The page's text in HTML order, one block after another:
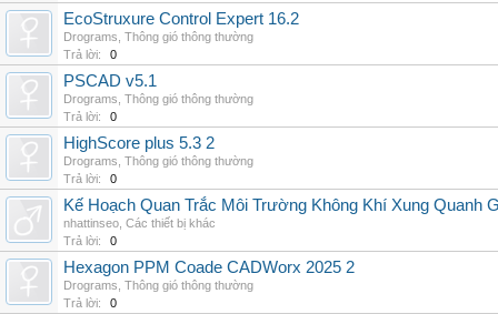
EcoStruxure Control Expert 16.2
Drograms Thông gió thông thường
Trả lời:
0
PSCAD v5.1
Drograms Thông gió thông thường
Trả lời:
0
HighScore plus 5.3 2
Drograms Thông gió thông thường
Trả lời:
0
Kế Hoạch Quan Trắc Môi Trường Không Khí Xung Quanh
nhattinseo Các thiết bị khác
Trả lời:
0
Hexagon PPM Coade CADWorx 2025 2
Drograms Thông gió thông thường
Trả lời:
0